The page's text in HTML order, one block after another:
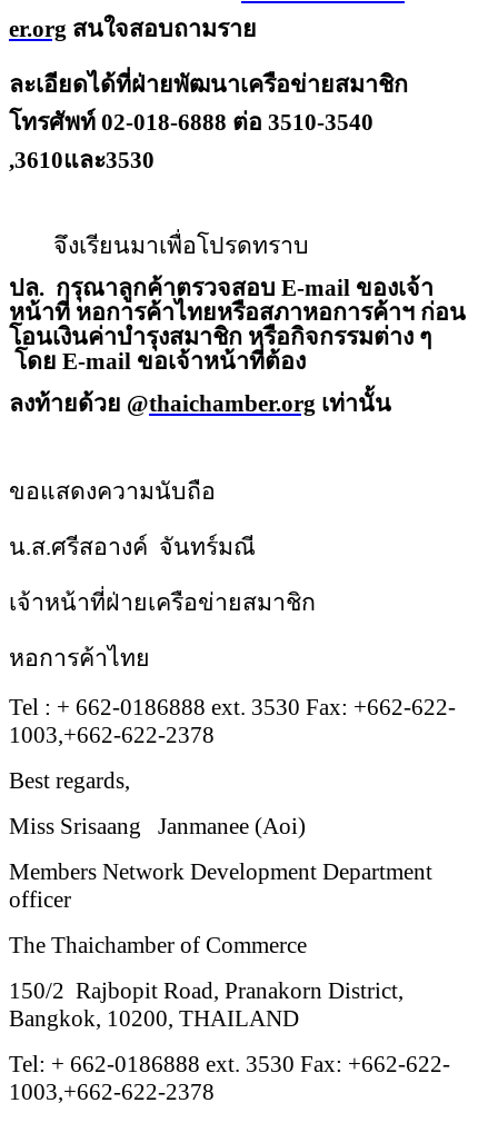
er.org สนใจสอบถามราย
ละเอียดได้ที่ฝ่ายพัฒนาเครือข่ายสมาชิก
โทรศัพท์ 02-018-6888 ต่อ 3510-3540
,3610และ3530
จึงเรียนมาเพื่อโปรดทราบ
ปล. กรุณาลูกค้าตรวจสอบ E-mail ของเจ้า
หน้าที่ หอการค้าไทยหรือสภาหอการค้าฯ ก่อน
โอนเงินค่าบำรุงสมาชิก หรือกิจกรรมต่าง ๆ
โดย E-mail ขอเจ้าหน้าที่ต้อง
ลงท้ายด้วย @thaichamber.org เท่านั้น
ขอแสดงความนับถือ
น.ส.ศรีสอางค์ จันทร์มณี
เจ้าหน้าที่ฝ่ายเครือข่ายสมาชิก
หอการค้าไทย
Tel : + 662-0186888 ext. 3530 Fax: +662-622-
1003,+662-622-2378
Best regards,
Miss Srisaang Janmanee (Aoi)
Members Network Development Department
officer
The Thaichamber of Commerce
150/2 Rajbopit Road, Pranakorn District,
Bangkok, 10200, THAILAND
Tel: + 662-0186888 ext. 3530 Fax: +662-622-
1003,+662-622-2378